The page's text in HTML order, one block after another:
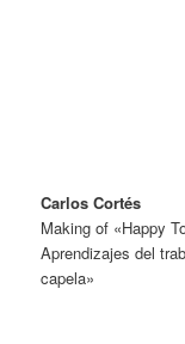
Carlos Cortés
Making of «Happy
Aprendizajes del
capela»